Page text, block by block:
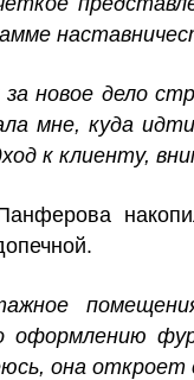
новое дело
мне, куда
к клиенту,
оформлению
она откроет